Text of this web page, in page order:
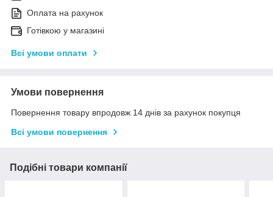
Оплата на рахунок
Готівкою у магазині
Всі умови оплати
Умови повернення
Повернення товару впродовж 14 днів за рахунок покупця
Всі умови повернення
Подібні товари компанії